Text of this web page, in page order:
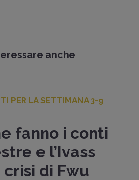
anche
PER LA SETTIMANA 3-9
fanno i conti
e l’Ivass
di Fwu